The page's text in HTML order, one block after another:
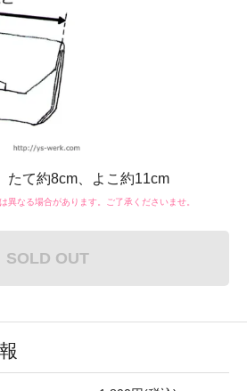
たて約8cm、よこ約11cm
異なる場合があります。ご了承くださいませ。
SOLD OUT